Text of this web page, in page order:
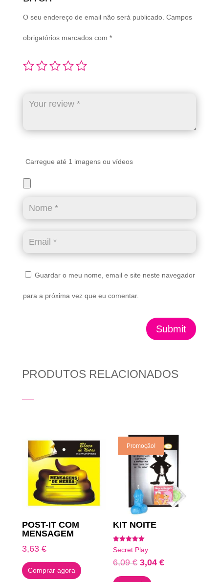
O seu endereço de email não será publicado. Campos
obrigatórios marcados com *
Carregue até 1 imagens ou vídeos
Guardar o meu nome, email e site neste navegador
para a próxima vez que eu comentar.
Submit
PRODUTOS RELACIONADOS
POST-IT COM
MENSAGEM
3,63 €
Comprar agora
Promoção!
KIT NOITE
Avaliação
5.00
de 5
Secret Play
6,09€ O
preço
3,04€O